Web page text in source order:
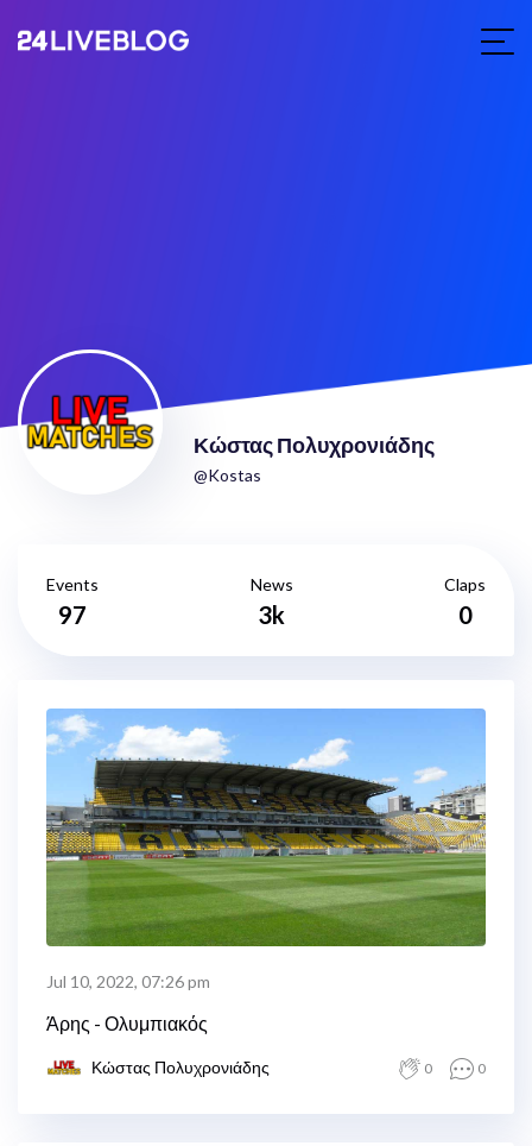
Κώστας Πολυχρονιάδης
@Kostas
Events
97
News
3k
Claps
0
Jul 10, 2022, 07:26 pm
Άρης - Ολυμπιακός
Κώστας Πολυχρονιάδης 0 0